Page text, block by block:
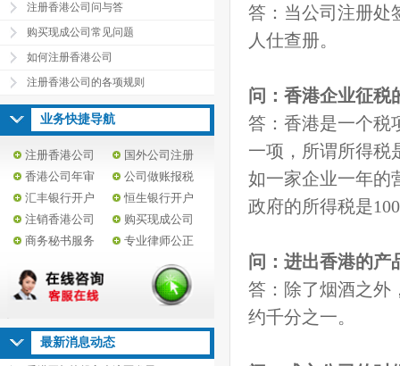
注册香港公司问与答
购买现成公司常见问题
如何注册香港公司
注册香港公司的各项规则
业务快捷导航
注册香港公司
国外公司注册
香港公司年审
公司做账报税
汇丰银行开户
恒生银行开户
注销香港公司
购买现成公司
商务秘书服务
专业律师公正
最新消息动态
答：当公司注册处
人仕查册。
问：香港企业征税
答：香港是一个税
一项，所谓所得税
如一家企业一年的
政府的所得税是
问：进出香港的产
答：除了烟酒之外
约千分之一。